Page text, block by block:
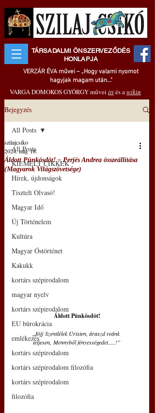
TÁRSADALMI ÖNSZERVEZŐDÉS
HONLAPJA
VERZÁR ÉVA művei – „Hogy valami nyomot
hagyjak magam után..."
VARGA DOMOKOS GYÖRGY művei ittés awikin
Bejegyzés
All Posts
KIEMELT CIKKEK
Hírek, újdonságok
Tisztelt Olvasó!
Magyar Idő
Új Történelem
Kultúra
Magyar Őstörténet
Kakukk
kortárs szépirodalom
magyar nyelv
kortárs szépirodalom
EU bürokrácia
emlékezés
kortárs szépirodalom
kortárs szépirodalom filozófia
kortárs szépirodalom
filozófia
All Posts
Áldott Pünkösdöt! – Perjés Andrea összeállítása
(Magyarok Világszövetsége)
szilajcsiko
2024. máj. 18.
Áldott Pünkösdöt!
„Jöjj Szentlélek Úristen, áraszd reánk
teljesen, Mennyből fényességedet.....!”